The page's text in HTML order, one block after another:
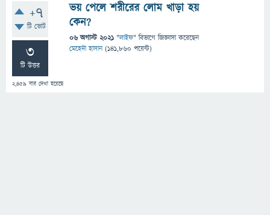
+7
টি ভোট
3
টি উত্তর
2,459 বার দেখা হয়েছে
ভয় পেলে শরীরের লোম খাড়া হয়
কেন?
06 অগাস্ট 2021 "লাইফ" বিভাগে জিজ্ঞাসাকরেছেন
মেহেদী হাসান (141,860 পয়েন্ট)